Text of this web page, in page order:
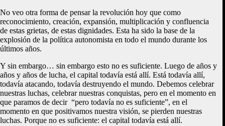
No veo otra forma de pensar la revolución hoy que como
reconocimiento, creación, expansión, multiplicación y confluencia
de estas grietas, de estas dignidades. Esta ha sido la base de la
explosión de la política autonomista en todo el mundo durante los
últimos años.
Y sin embargo… sin embargo esto no es suficiente. Luego de años y
años y años de lucha, el capital todavía está allí. Está todavía allí,
todavía atacando, todavía destruyendo el mundo. Debemos celebrar
nuestras luchas, celebrar nuestras conquistas, pero en el momento en
que paramos de decir “pero todavía no es suficiente”, en el
momento en que positivamos nuestra visión, se pierden nuestras
luchas. Porque no es suficiente: el capital todavía está allí.